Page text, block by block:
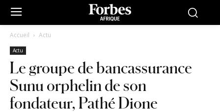
Accueil Actu
Actu
Le groupe de bancassurance
Sunu orphelin de son
fondateur, Pathé Dione